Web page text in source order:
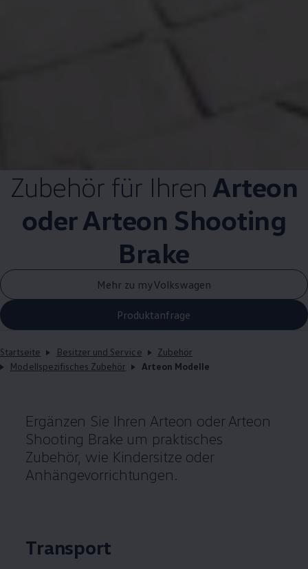
Zubehörfür Ihren Arteon
oderArteon Shooting
Brake
Mehr zu myVolkswagen
Produktanfrage
Startseite Besitzer und Service
Zubehör
Modellspezifisches Zubehör
Arteon Modelle
Ergänzen Sie Ihren Arteon oder Arteon
Shooting Brake um praktisches
Zubehör, wie Kindersitze oder
Anhängevorrichtungen.
Transport